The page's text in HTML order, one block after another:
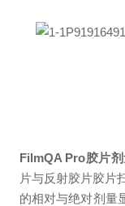
FilmQA Pro胶片
片与反射胶片胶片
的相对与绝对剂量